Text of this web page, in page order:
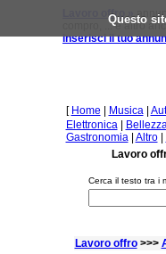
Questo
Lavoro offro »
compro, ... e altro
inserisci il tuo
[ Home Musica|
Elettronica|
Gastronomia| Altro|
Lavoro
Cerca il testo tra i
Lavoro offro>>>